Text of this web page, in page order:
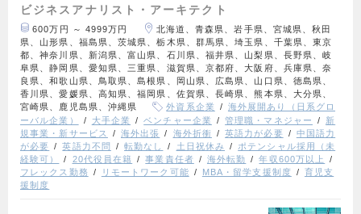
ビジネスアナリスト・アーキテクト
600万円 ～ 4999万円
北海道、青森県、岩手県、宮城県、秋田
県、山形県、福島県、茨城県、栃木県、群馬県、埼玉県、千葉県、東京
都、神奈川県、新潟県、富山県、石川県、福井県、山梨県、長野県、岐
阜県、静岡県、愛知県、三重県、滋賀県、京都府、大阪府、兵庫県、奈
良県、和歌山県、鳥取県、島根県、岡山県、広島県、山口県、徳島県、
香川県、愛媛県、高知県、福岡県、佐賀県、長崎県、熊本県、大分県、
宮崎県、鹿児島県、沖縄県
外資系企業
海外展開あり（日系グロ
ーバル企業）
大手企業 ベンチャー企業 管理職・マネジャー
新
規事業・新サービス
海外出張 海外折衝 英語力が必要
中国語力
が必要
英語力不問 転勤なし 土日祝休み
ポテンシャル採用（未
経験可）
20代役員在籍 事業責任者 海外転勤
年収600万以上
フレックス勤務
リモートワーク可能 MBA・留学支援制度
育児支
援制度